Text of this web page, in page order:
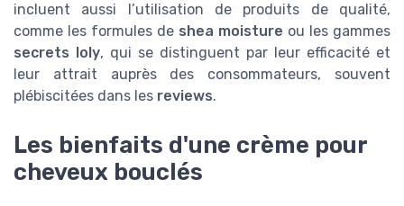
incluent aussi l’utilisation de produits de qualité,
comme les formules de shea moisture ou les gammes
secrets loly, qui se distinguent par leur efficacité et
leur attrait auprès des consommateurs, souvent
plébiscitées dans les reviews.
Les bienfaits d'une crème pour
cheveux bouclés